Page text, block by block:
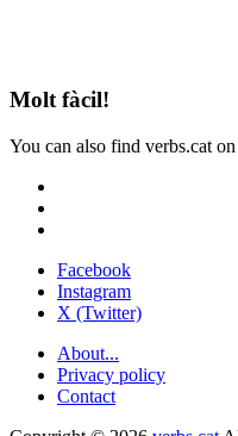
Molt fàcil!
You can also find verbs.cat
Facebook
Instagram
X (Twitter)
About...
Privacy policy
Contact